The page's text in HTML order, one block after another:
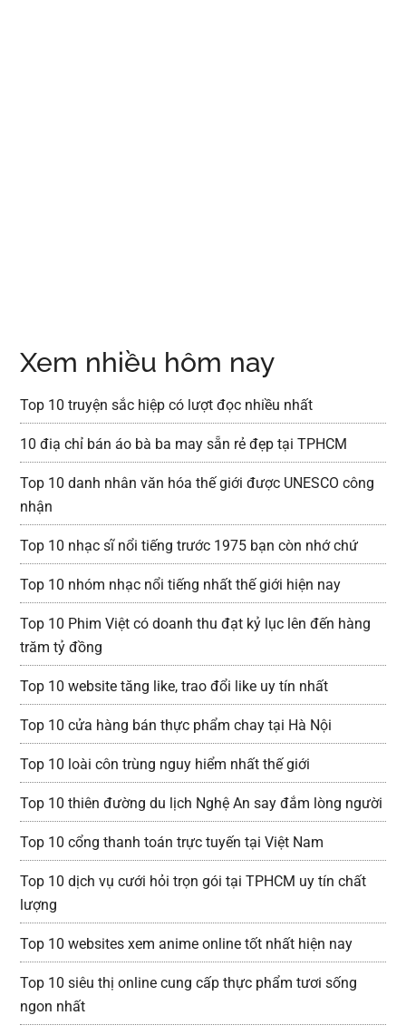
Xem nhiều hôm nay
Top 10 truyện sắc hiệp có lượt đọc nhiều nhất
10 điạ chỉ bán áo bà ba may sẵn rẻ đẹp tại TPHCM
Top 10 danh nhân văn hóa thế giới được UNESCO công
nhận
Top 10 nhạc sĩ nổi tiếng trước 1975 bạn còn nhớ chứ
Top 10 nhóm nhạc nổi tiếng nhất thế giới hiện nay
Top 10 Phim Việt có doanh thu đạt kỷ lục lên đến hàng
trăm tỷ đồng
Top 10 website tăng like, trao đổi like uy tín nhất
Top 10 cửa hàng bán thực phẩm chay tại Hà Nội
Top 10 loài côn trùng nguy hiểm nhất thế giới
Top 10 thiên đường du lịch Nghệ An say đắm lòng người
Top 10 cổng thanh toán trực tuyến tại Việt Nam
Top 10 dịch vụ cưới hỏi trọn gói tại TPHCM uy tín chất
lượng
Top 10 websites xem anime online tốt nhất hiện nay
Top 10 siêu thị online cung cấp thực phẩm tươi sống
ngon nhất